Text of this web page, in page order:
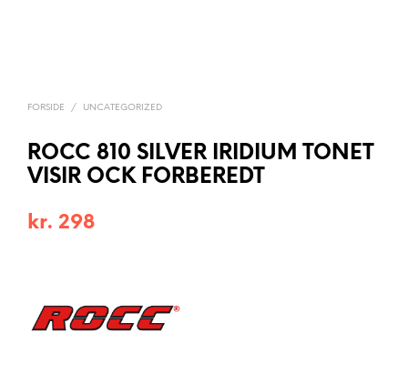
FORSIDE / UNCATEGORIZED
ROCC 810 SILVER IRIDIUM TONET
VISIR OCK FORBEREDT
kr. 298